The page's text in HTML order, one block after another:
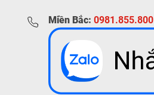
Miền Bắc: 0981.855.800